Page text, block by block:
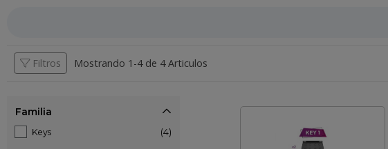
Filtros Mostrando 1-4de 4 Articulos
Familia
Keys (4)